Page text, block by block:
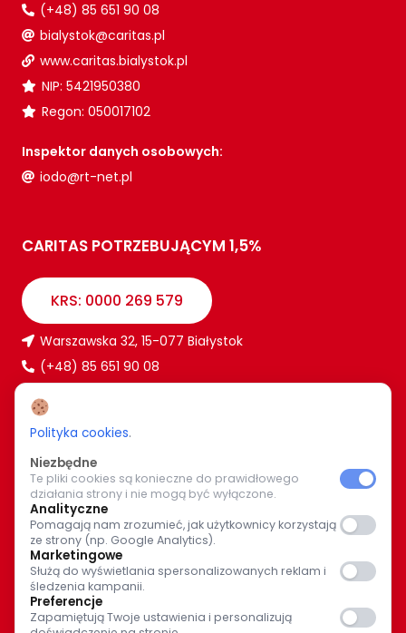
(+48) 85 651 90 08
bialystok@caritas.pl
www.caritas.bialystok.pl
NIP: 5421950380
Regon: 050017102
Inspektor danych osobowych:
iodo@rt-net.pl
CARITAS POTRZEBUJĄCYM 1,5%
KRS: 0000 269 579
Warszawska 32, 15-077 Białystok
(+48) 85 651 90 08
bialystok@caritas.pl
WIĘCEJ O NAS
Bądź z nami na bieżąco. Wspólnymi siłami pomagajmy
potrzebującym.
Polityka cookies.
Niezbędne
Te pliki cookies są konieczne do prawidłowego
działania strony i nie mogą być wyłączone.
Analityczne
Pomagają nam zrozumieć, jak użytkownicy korzystają
ze strony (np. Google Analytics).
Marketingowe
Służą do wyświetlania spersonalizowanych reklam i
śledzenia kampanii.
Preferencje
Zapamiętują Twoje ustawienia i personalizują